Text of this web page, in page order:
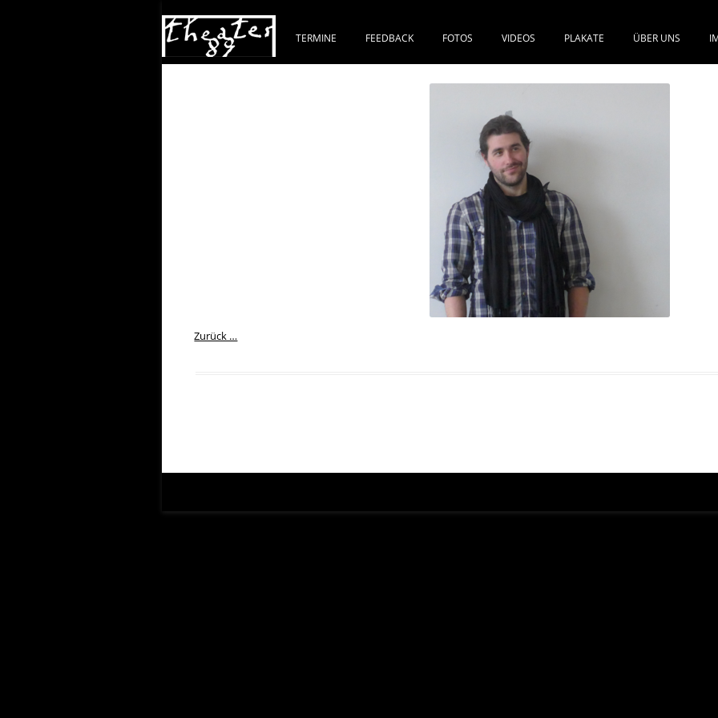
TERMINE FEEDBACK FOTOS VIDEOS PLAKATE ÜBER UNS
Zurück …